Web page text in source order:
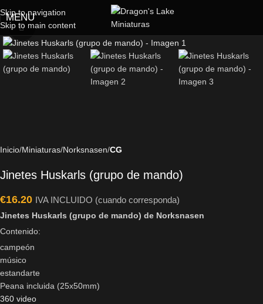
Skip to navigation
Skip to main content
MENU
Click to enlarge
Inicio Miniaturas Norksnasen CG
Jinetes Huskarls (grupo de mando)
€16.20 IVA INCLUIDO (cuando corresponda)
Jinetes Huskarls (grupo de mando) de Norksnasen
Contenido:
campeón
músico
estandarte
Peana incluida (25x50mm)
360 video